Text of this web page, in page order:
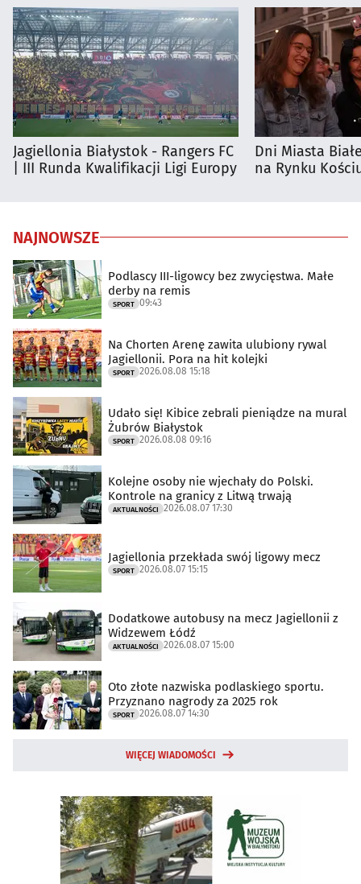
Jagiellonia Białystok - Rangers FC
| III Runda Kwalifikacji Ligi Europy
Dni Miasta
na Rynku
NAJNOWSZE
Podlascy III-ligowcy bez zwycięstwa. Małe
derby na remis
SPORT 09:43
Na Chorten Arenę zawita ulubiony rywal
Jagiellonii. Pora na hit kolejki
SPORT 2026.08.08 15:18
Udało się! Kibice zebrali pieniądze na mural
Żubrów Białystok
SPORT 2026.08.08 09:16
Kolejne osoby nie wjechały do Polski.
Kontrole na granicy z Litwą trwają
AKTUALNOŚCI 2026.08.07 17:30
Jagiellonia przekłada swój ligowy mecz
SPORT 2026.08.07 15:15
Dodatkowe autobusy na mecz Jagiellonii z
Widzewem Łódź
AKTUALNOŚCI 2026.08.07 15:00
Oto złote nazwiska podlaskiego sportu.
Przyznano nagrody za 2025 rok
SPORT 2026.08.07 14:30
WIĘCEJ WIADOMOŚCI